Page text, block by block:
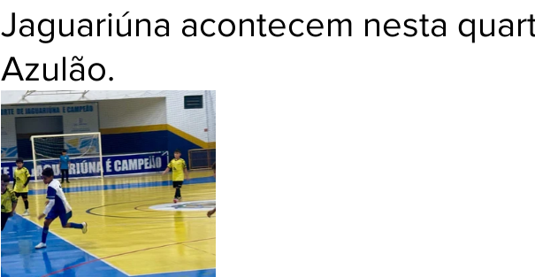
Jaguariúna acontecem nesta
Azulão.